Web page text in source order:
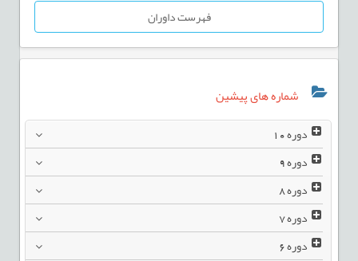
فهرست داوران
شماره های پیشین
دوره10
دوره9
دوره8
دوره7
دوره6